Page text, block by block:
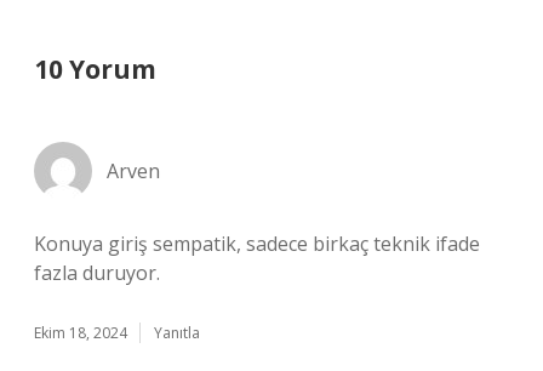
10 Yorum
Arven
Konuya giriş sempatik, sadece birkaç teknik ifade
fazla duruyor.
Ekim 18, 2024 Yanıtla